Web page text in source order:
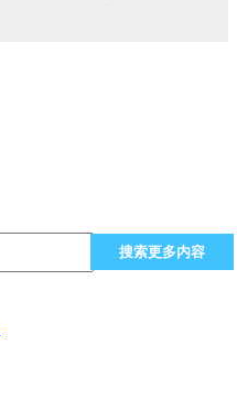
搜索更多内容